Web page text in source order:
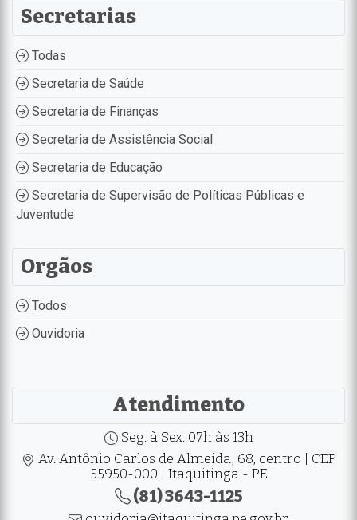
Secretarias
Todas
Secretaria de Saúde
Secretaria de Finanças
Secretaria de Assistência Social
Secretaria de Educação
Secretaria de Supervisão de Políticas Públicas e
Juventude
Orgãos
Todos
Ouvidoria
Atendimento
Seg. à Sex. 07h às 13h
Av. Antônio Carlos de Almeida, 68, centro | CEP
55950-000 | Itaquitinga - PE
(81) 3643-1125